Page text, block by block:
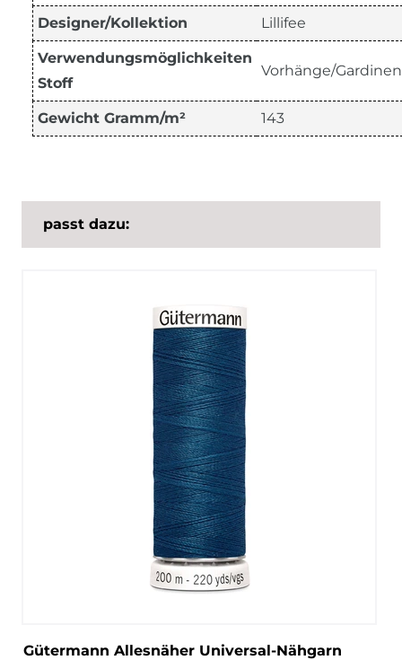
Designer/Kollektion Lillifee
Verwendungsmöglichkeiten
Stoff
Vorhänge/Gardinen
Gewicht Gramm/m² 143
passt dazu:
Gütermann Allesnäher Universal-Nähgarn